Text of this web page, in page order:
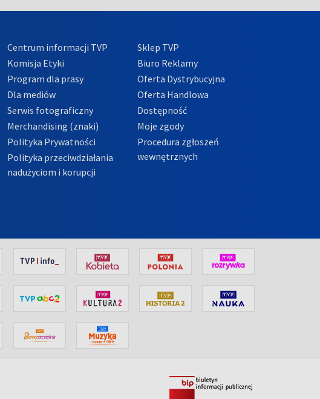
Centrum informacji TVP
Komisja Etyki
Program dla prasy
Dla mediów
Serwis fotograficzny
Merchandising (znaki)
Polityka Prywatności
Polityka przeciwdziałania
nadużyciom i korupcji
Sklep TVP
Biuro Reklamy
Oferta Dystrybucyjna
Oferta Handlowa
Dostępność
Moje zgody
Procedura zgłoszeń
wewnętrznych